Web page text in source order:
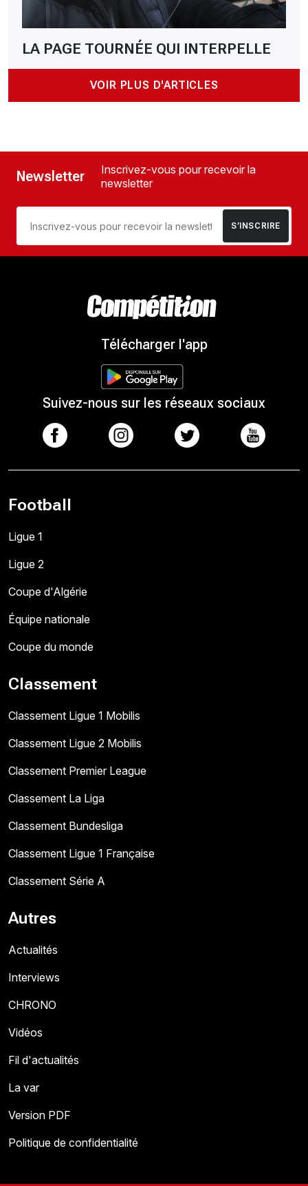
LA PAGE TOURNÉE QUI INTERPELLE
VOIR PLUS D'ARTICLES
Newsletter
Inscrivez-vous pour recevoir la
newsletter
S’INSCRIRE
Télécharger l'app
Suivez-nous sur les réseaux sociaux
Football
Ligue 1
Ligue 2
Coupe d'Algérie
Équipe nationale
Coupe du monde
Classement
Classement Ligue 1 Mobilis
Classement Ligue 2 Mobilis
Classement Premier League
Classement La Liga
Classement Bundesliga
Classement Ligue 1 Française
Classement Série A
Autres
Actualités
Interviews
CHRONO
Vidéos
Fil d'actualités
La var
Version PDF
Politique de confidentialité